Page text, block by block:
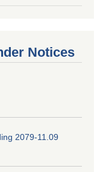
Notices
2079-11.09